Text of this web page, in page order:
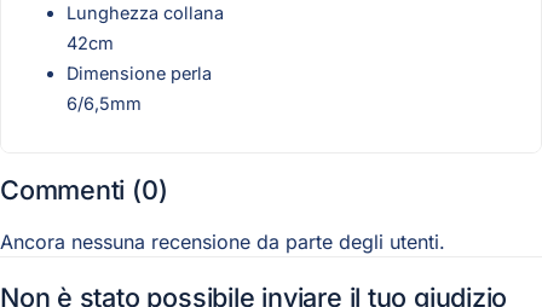
Lunghezza collana
42cm
Dimensione perla
6/6,5mm
Commenti (0)
Ancora nessuna recensione da parte degli utenti.
Non è stato possibile inviare il tuo giudizio